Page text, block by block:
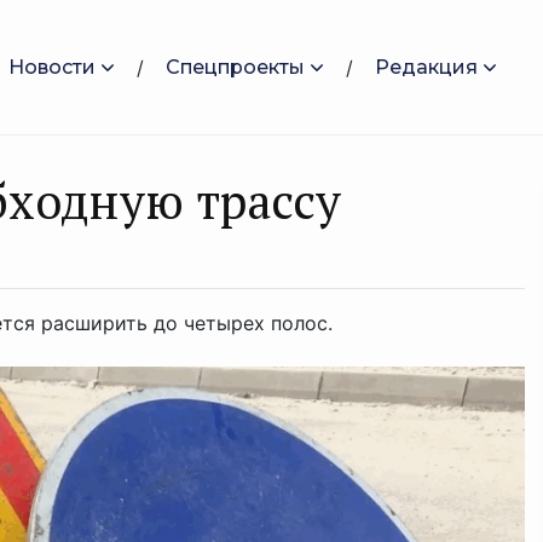
Новости Спецпроекты Редакция
трассу
расширить до четырех полос.